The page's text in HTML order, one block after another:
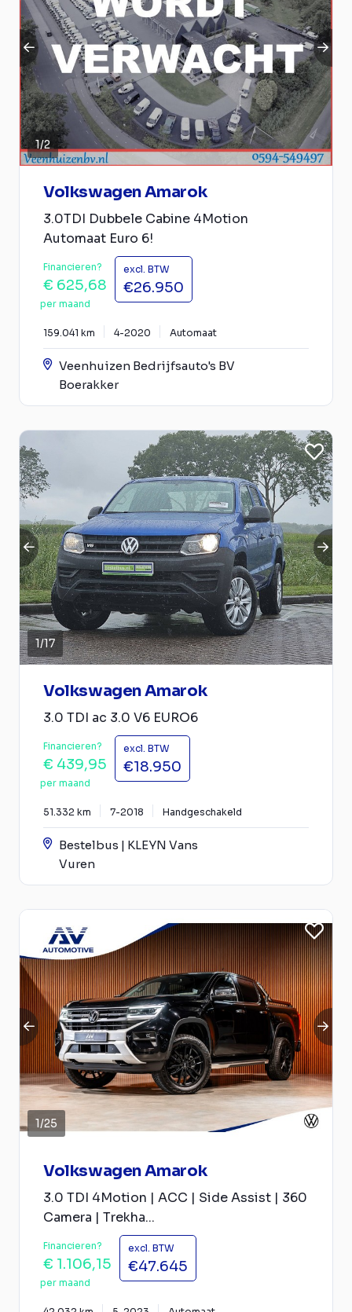
1/2
Volkswagen Amarok
3.0TDI Dubbele Cabine 4Motion
Automaat Euro 6!
Financieren?
€ 625,68
per maand
excl. BTW
€26.950
159.041 km 4-2020 Automaat
Veenhuizen Bedrijfsauto's BV
Boerakker
1/17
Volkswagen Amarok
3.0 TDI ac 3.0 V6 EURO6
Financieren?
€ 439,95
per maand
excl. BTW
€18.950
51.332 km 7-2018 Handgeschakeld
Bestelbus | KLEYN Vans
Vuren
1/25
Volkswagen Amarok
3.0 TDI 4Motion | ACC | Side Assist | 360
Camera | Trekha...
Financieren?
€ 1.106,15
per maand
excl. BTW
€47.645